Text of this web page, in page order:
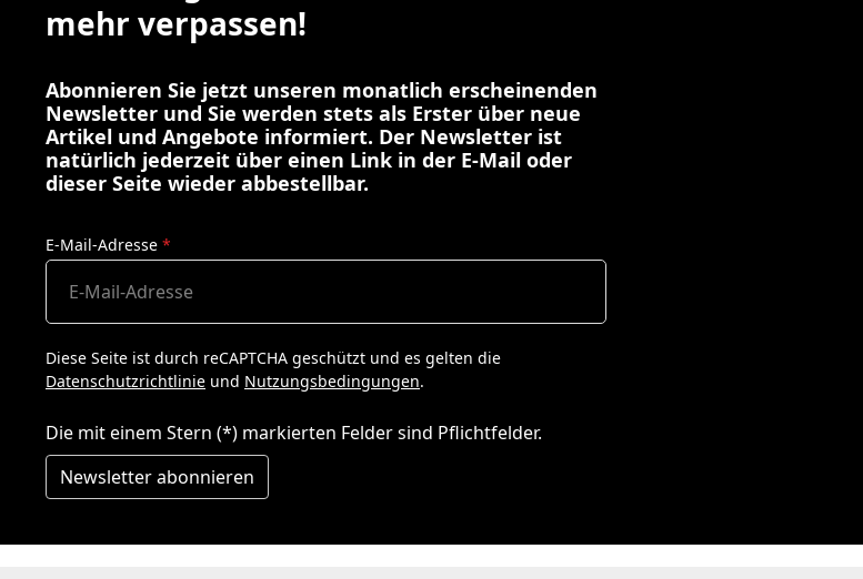
mehr verpassen!
Abonnieren Sie jetzt unseren monatlich erscheinenden
Newsletter und Sie werden stets als Erster über neue
Artikel und Angebote informiert. Der Newsletter ist
natürlich jederzeit über einen Link in der E-Mail oder
dieser Seite wieder abbestellbar.
E-Mail-Adresse *
Diese Seite ist durch reCAPTCHA geschützt und es gelten die
Datenschutzrichtlinie und Nutzungsbedingungen.
Die mit einem Stern (*) markierten Felder sind Pflichtfelder.
Newsletter abonnieren